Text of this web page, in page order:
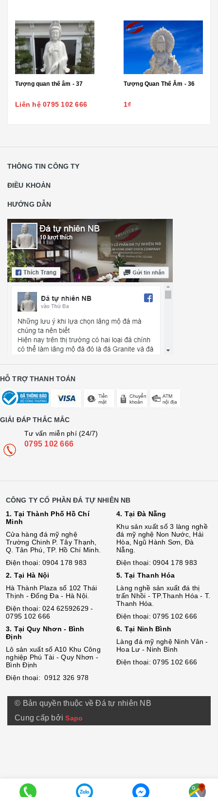
Tượng quan thế âm - 37
Liên hệ 0795 102 666
Tượng Quan Thế Âm - 36
1₫
THÔNG TIN CÔNG TY
ĐIỀU KHOẢN
HƯỚNG DẪN
HỖ TRỢ THANH TOÁN
GIẢI ĐÁP THẮC MẮC
Tư vấn miễn phí (24/7)
0795 102 666
CÔNG TY CỔ PHẦN ĐÁ TỰ NHIÊN NB
1. Tại Thành Phố Hồ Chí
Minh
Cửa hàng đá mỹ nghệ
Trường Chinh P. Tây Thạnh,
Q. Tân Phú, TP. Hồ Chí Minh.
Điện thoại: 0904 178 983
2. Tại Hà Nội
Hà Thành Plaza số 102 Thái
Thịnh - Đống Đa - Hà Nội.
Điện thoại: 024 62592629 -
0795 102 666
3. Tại Quy Nhơn - Bình
Định
Lô sản xuất số A10 Khu Công
nghiệp Phú Tài - Quy Nhơn -
Bình Định
Điện thoại: 0912 326 978
4. Tại Đà Nẵng
Khu sản xuất số 3 làng nghề
đá mỹ nghệ Non Nước, Hải
Hòa, Ngũ Hành Sơn, Đà
Nẵng.
Điện thoại: 0904 178 983
5. Tại Thanh Hóa
Làng nghề sản xuất đá thị
trấn Nhồi - TP.Thanh Hóa - T.
Thanh Hóa.
Điện thoại: 0795 102 666
6. Tại Ninh Bình
Làng đá mỹ nghệ Ninh Vân -
Hoa Lư - Ninh Bình
Điện thoại: 0795 102 666
© Bản quyền thuộc về Đá tự nhiên NB
Cung cấp bởiSapo